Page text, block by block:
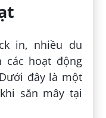
in, nhiều du
các hoạt động
đây là một
săn mây tại